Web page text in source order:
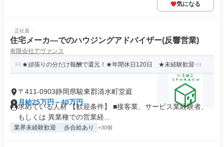
気になる
正社員
住宅メーカ―でのハウジングアドバイザー(反響営業)
有限会社アヴァンス
★頑張りの分だけ報酬で還元！★年間休日120日 ★未経験歓迎
〒411-0903静岡県駿東郡清水町堂庭
月給25万円～40万円
求めている人材 【歓迎条件】 ■接客業、サービス業経験者、
もしくは 異業種での営業経...
業界未経験歓迎 歩合給あり +30個